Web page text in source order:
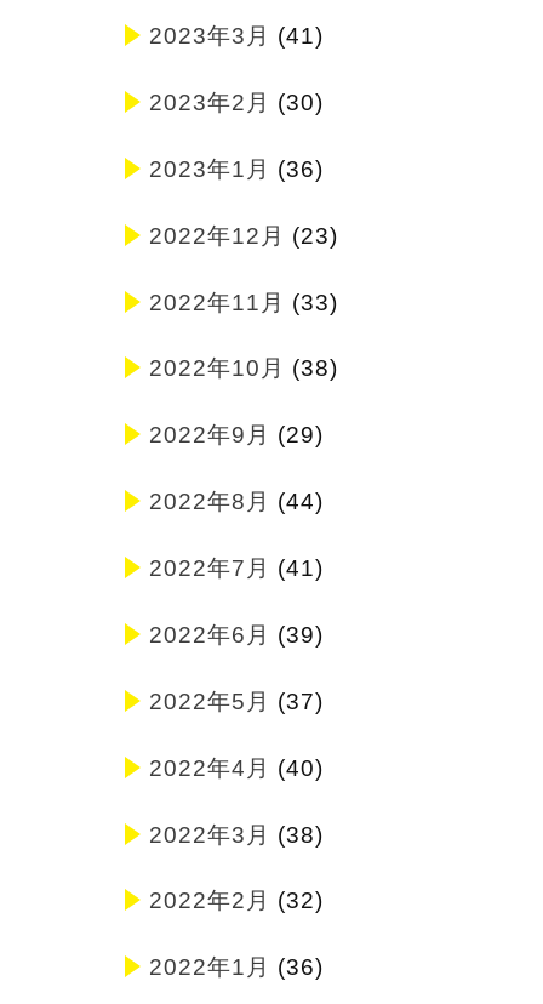
2023年3月 (41)
2023年2月 (30)
2023年1月 (36)
2022年12月 (23)
2022年11月 (33)
2022年10月 (38)
2022年9月 (29)
2022年8月 (44)
2022年7月 (41)
2022年6月 (39)
2022年5月 (37)
2022年4月 (40)
2022年3月 (38)
2022年2月 (32)
2022年1月 (36)